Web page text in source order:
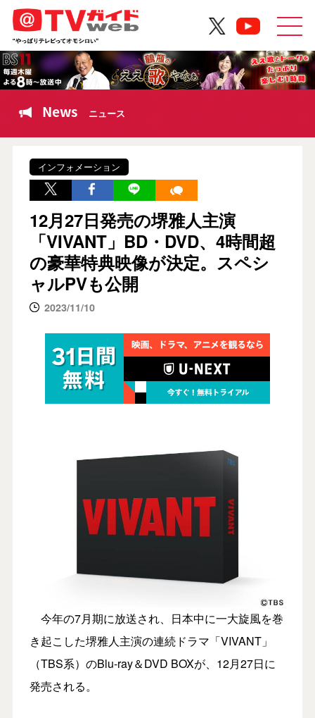
News ニュース
インフォメーション
12月27日発売の堺雅人主演
「VIVANT」BD・DVD、4時間超
の豪華特典映像が決定。スペシ
ャルPVも公開
2023/11/10
今年の7月期に放送され、日本中に一大旋風を巻
き起こした堺雅人主演の連続ドラマ「VIVANT」
（TBS系）のBlu-ray＆DVD BOXが、12月27日に
発売される。